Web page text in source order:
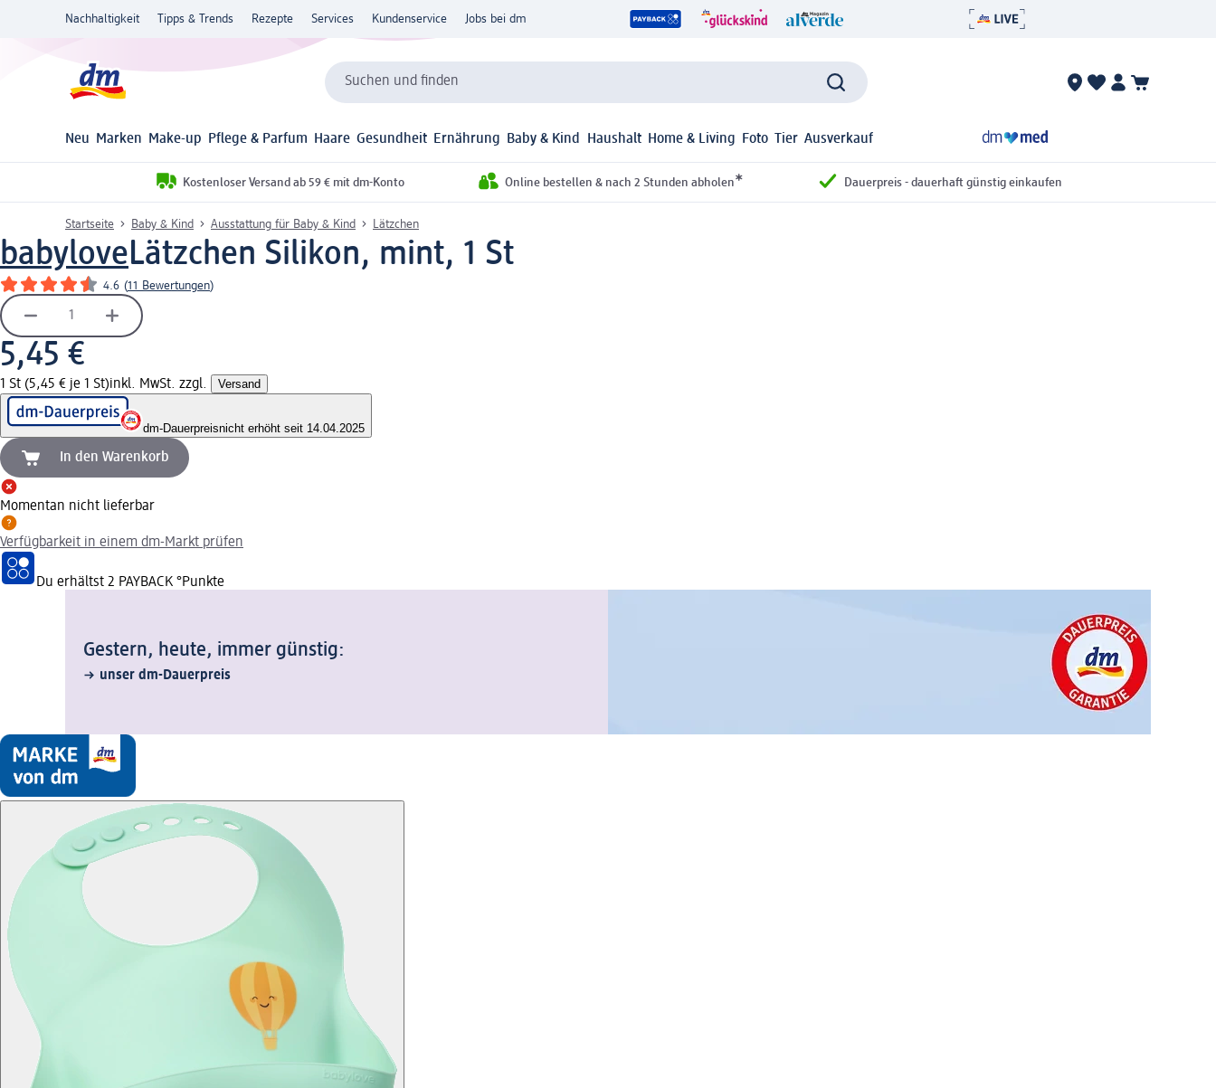
Nachhaltigkeit Tipps & Trends Rezepte Services Kundenservice Jobs bei dm
Suchen und finden
Neu Marken Make-up Pflege & Parfum Haare Gesundheit Ernährung Baby & Kind Haushalt Home & Living Foto Tier Ausverkauf
Kostenloser Versand ab 59 € mit dm-Konto Online bestellen & nach 2 Stunden abholen* Dauerpreis - dauerhaft günstig einkaufen
Startseite Baby & Kind Ausstattung für Baby & Kind Lätzchen
babyloveLätzchen Silikon, mint, 1 St
4.6 (11 Bewertungen)
5,45 €
1 St (5,45 € je 1 St)inkl. MwSt. zzgl. Versand
dm-Dauerpreisnicht erhöht seit 14.04.2025
In den Warenkorb
Momentan nicht lieferbar
Verfügbarkeit in einem dm-Markt prüfen
Du erhältst 2 PAYBACK °Punkte
Gestern, heute, immer günstig:
unser dm-Dauerpreis